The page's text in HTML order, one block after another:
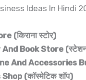
Ideas In Hindi
(किराना स्टोर)
Book Store
And Accessories
(कॉस्मेटिक शॉप)